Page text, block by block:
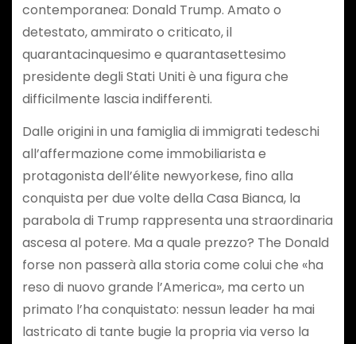
contemporanea: Donald Trump. Amato o
detestato, ammirato o criticato, il
quarantacinquesimo e quarantasettesimo
presidente degli Stati Uniti è una figura che
difficilmente lascia indifferenti.
Dalle origini in una famiglia di immigrati tedeschi
all’affermazione come immobiliarista e
protagonista dell’élite newyorkese, fino alla
conquista per due volte della Casa Bianca, la
parabola di Trump rappresenta una straordinaria
ascesa al potere. Ma a quale prezzo? The Donald
forse non passerà alla storia come colui che «ha
reso di nuovo grande l’America», ma certo un
primato l’ha conquistato: nessun leader ha mai
lastricato di tante bugie la propria via verso la